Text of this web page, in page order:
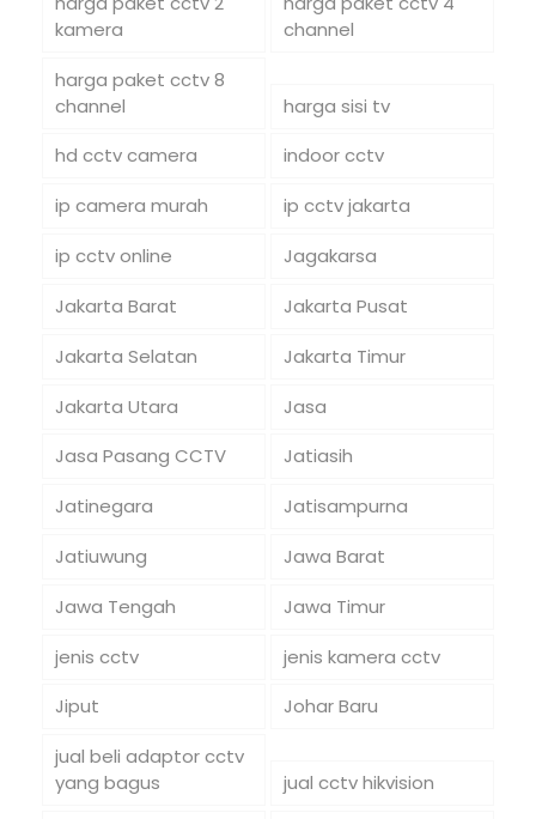
kamera
channel
harga paket cctv 8
channel
harga sisi tv
hd cctv camera
indoor cctv
ip camera murah
ip cctv jakarta
ip cctv online
Jagakarsa
Jakarta Barat
Jakarta Pusat
Jakarta Selatan
Jakarta Timur
Jakarta Utara
Jasa
Jasa Pasang CCTV
Jatiasih
Jatinegara
Jatisampurna
Jatiuwung
Jawa Barat
Jawa Tengah
Jawa Timur
jenis cctv
jenis kamera cctv
Jiput
Johar Baru
jual beli adaptor cctv
yang bagus
jual cctv hikvision